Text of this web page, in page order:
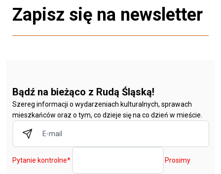
Zapisz się na newsletter
Bądź na bieżąco z Rudą Śląską!
Szereg informacji o wydarzeniach kulturalnych, sprawach
mieszkańców oraz o tym, co dzieje się na co dzień w mieście.
Pytanie kontrolne* Prosimy